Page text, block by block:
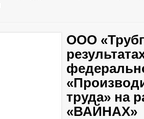
ООО
труда» на
«ВАЙНАХ»